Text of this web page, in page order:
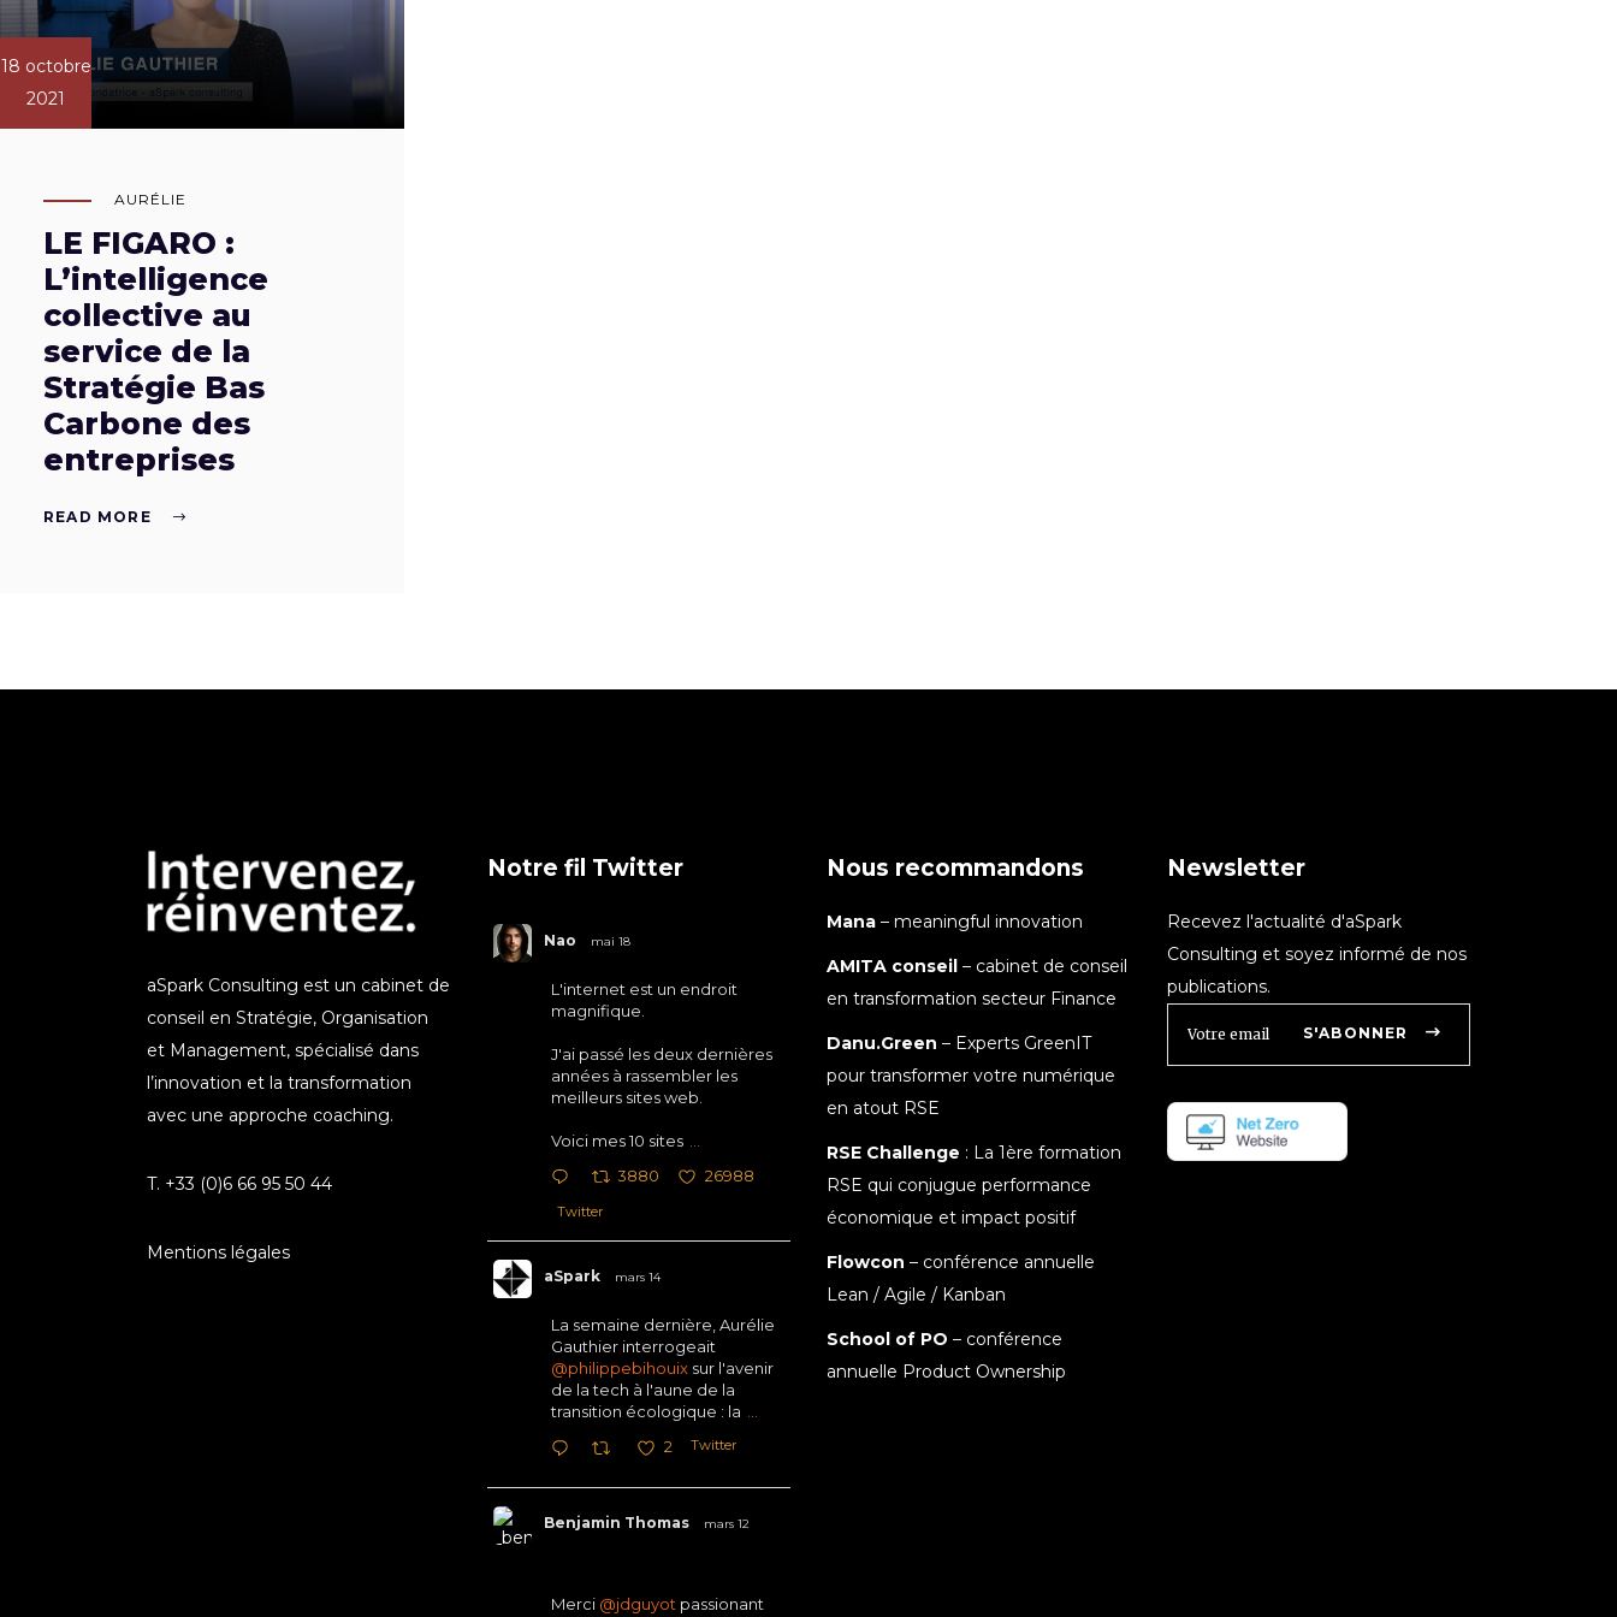
18 octobre
2021
AURÉLIE
LE FIGARO :
L’intelligence
collective au
service de la
Stratégie Bas
Carbone des
entreprises
READ MORE
aSpark Consulting est un cabinet de
conseil en Stratégie, Organisation
et Management, spécialisé dans
l’innovation et la transformation
avec une approche coaching.
T. +33 (0)6 66 95 50 44
Mentions légales
Notre fil Twitter
Nao mai 18
L'internet est un endroit
magnifique.
J'ai passé les deux dernières
années à rassembler les
meilleurs sites web.
Voici mes 10 sites
3880 26988
Twitter
aSpark mars 14
La semaine dernière, Aurélie
Gauthier interrogeait
@philippebihouixsur l'avenir
de la tech à l'aune de la
transition écologique : la
2 Twitter
Benjamin Thomas mars 12
Merci @jdguyot passionant
Nous recommandons
Mana – meaningful innovation
AMITA conseil – cabinet de conseil
en transformation secteur Finance
Danu.Green – Experts GreenIT
pour transformer votre numérique
en atout RSE
RSE Challenge : La 1ère formation
RSE qui conjugue performance
économique et impact positif
Flowcon – conférence annuelle
Lean / Agile / Kanban
School of PO – conférence
annuelle Product Ownership
Newsletter
Recevez l'actualité d'aSpark
Consulting et soyez informé de nos
publications.
S'ABONNER